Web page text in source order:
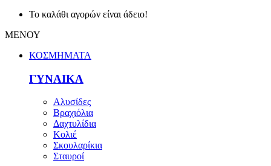
Το καλάθι αγορών είναι άδειο!
ΜΕΝΟΥ
ΚΟΣΜΗΜΑΤΑ
ΓΥΝΑΙΚΑ
Αλυσίδες
Βραχιόλια
Δαχτυλίδια
Κολιέ
Σκουλαρίκια
Σταυροί